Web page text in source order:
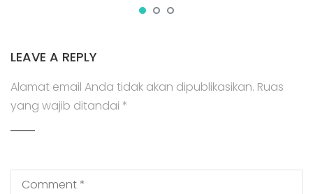
LEAVE A REPLY
Alamat email Anda tidak akan dipublikasikan. Ruas
yang wajib ditandai *